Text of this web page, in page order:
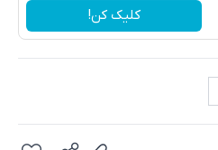
کلیک کن!